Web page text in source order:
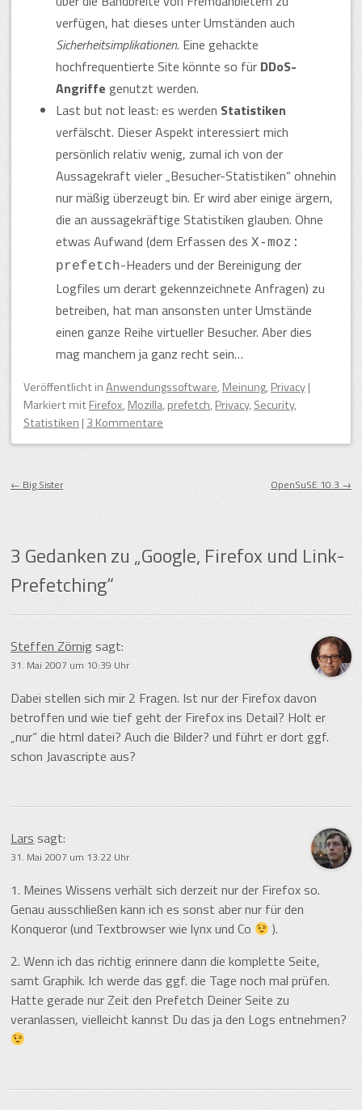
verfügen, hat dieses unter Umständen auch
Sicherheitsimplikationen. Eine gehackte
hochfrequentierte Site könnte so für DDoS-
Angriffe genutzt werden.
Last but not least: es werden Statistiken
verfälscht. Dieser Aspekt interessiert mich
persönlich relativ wenig, zumal ich von der
Aussagekraft vieler „Besucher-Statistiken“ ohnehin
nur mäßig überzeugt bin. Er wird aber einige ärgern,
die an aussagekräftige Statistiken glauben. Ohne
etwas Aufwand (dem Erfassen des X-moz:
prefetch-Headers und der Bereinigung der
Logfiles um derart gekennzeichnete Anfragen) zu
betreiben, hat man ansonsten unter Umstände
einen ganze Reihe virtueller Besucher. Aber dies
mag manchem ja ganz recht sein…
VeröffentlichtinAnwendungssoftware,Meinung,Privacy|
Markiert mitFirefox,Mozilla,prefetch,Privacy,Security,
Statistiken|3 Kommentare
← Big Sister OpenSuSE 10.3 →
3 Gedanken zu „Google, Firefox und Link-
Prefetching“
Steffen Zörnigsagt:
31. Mai 2007 um 10:39 Uhr
Dabei stellen sich mir 2 Fragen. Ist nur der Firefox davon
betroffen und wie tief geht der Firefox ins Detail? Holt er
„nur“ die html datei? Auch die Bilder? und führt er dort ggf.
schon Javascripte aus?
Lars sagt:
31. Mai 2007 um 13:22 Uhr
1. Meines Wissens verhält sich derzeit nur der Firefox so.
Genau ausschließen kann ich es sonst aber nur für den
Konqueror (und Textbrowser wie lynx und Co
).
2. Wenn ich das richtig erinnere dann die komplette Seite,
samt Graphik. Ich werde das ggf. die Tage noch mal prüfen.
Hatte gerade nur Zeit den Prefetch Deiner Seite zu
veranlassen, vielleicht kannst Du das ja den Logs entnehmen?